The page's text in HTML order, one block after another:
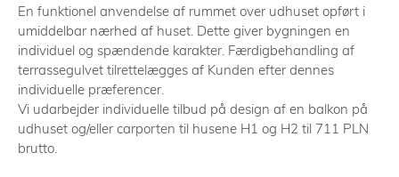
En funktionel anvendelse af rummet over udhuset opført i
umiddelbar nærhed af huset. Dette giver bygningen en
individuel og spændende karakter. Færdigbehandling af
terrassegulvet tilrettelægges af Kunden efter dennes
individuelle præferencer.
Vi udarbejder individuelle tilbud på design af en balkon på
udhuset og/eller carporten til husene H1 og H2 til 711 PLN
brutto.